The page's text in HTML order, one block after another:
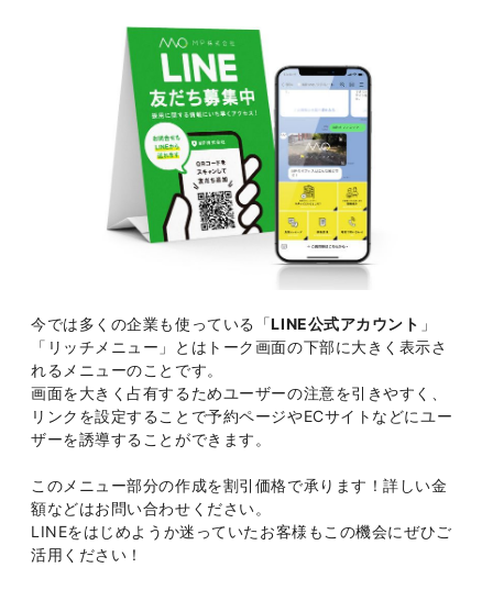
今では多くの企業も使っている「LINE公式アカウント 」
「リッチメニュー」とはトーク画面の下部に大きく表示さ
れるメニューのことです。
画面を大きく占有するためユーザーの注意を引きやすく、
リンクを設定することで予約ページやECサイトなどにユー
ザーを誘導することができます。
このメニュー部分の作成を割引価格で承ります！詳しい金
額などはお問い合わせください。
LINEをはじめようか迷っていたお客様もこの機会にぜひご
活用ください！